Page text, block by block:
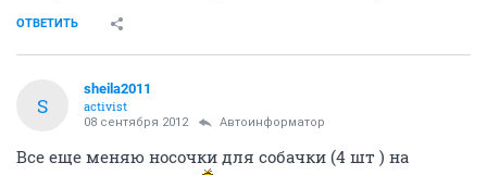
ОТВЕТИТЬ
S
sheila2011
activist
08 сентября 2012 Автоинформатор
Все еще меняю носочки для собачки (4 шт ) на